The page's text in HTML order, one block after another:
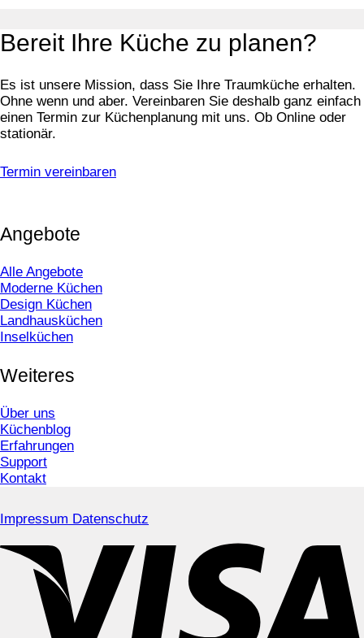
Bereit Ihre Küche zu planen?
Es ist unsere Mission, dass Sie Ihre Traumküche erhalten.
Ohne wenn und aber. Vereinbaren Sie deshalb ganz einfach
einen Termin zur Küchenplanung mit uns. Ob Online oder
stationär.
Termin vereinbaren
Angebote
Alle Angebote
Moderne Küchen
Design Küchen
Landhausküchen
Inselküchen
Weiteres
Über uns
Küchenblog
Erfahrungen
Support
Kontakt
Impressum Datenschutz